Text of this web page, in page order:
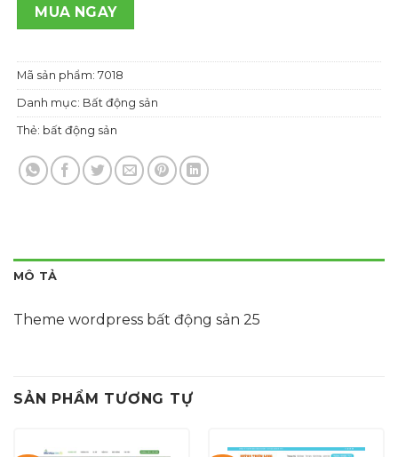
MUA NGAY
Mã sản phẩm:7018
Danh mục: Bất động sản
Thẻ: bất động sản
MÔ TẢ
Theme wordpress bất động sản 25
SẢN PHẨM TƯƠNG TỰ